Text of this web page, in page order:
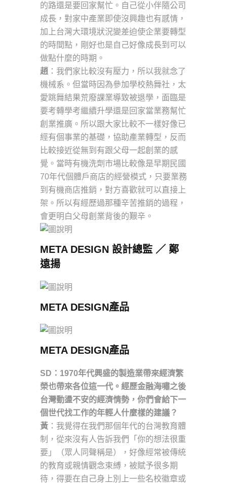
的路還是要回家幫忙。自己從小伴隨公司
成長，對家中產業即使沒興趣也有感情，
加上台灣大環境狀況變差迫使企業要轉型
的時間點，剛好也是自己好像成長到可以
做點什麼的時期。
趙 ：我們家比較沒有壓力，所以我就念了
機械系。但當時因為參加學校熱舞社，太
愛跳舞結果荒廢課業導致被退學，面臨是
要考轉學考繼續升學還是回家當業務幫忙
創業推廣。所以跟大家比較不一樣好像已
經有個事業的基礎，協助產業轉型，反而
比較接近從無到有跟父母一起創業的感
覺。當時有機洗劑市場比較像是早期民國
70年代個體戶商店的經營模式，只要業務
到有機商店推銷，對方喜歡就可以直接上
架。所以有經歷過那種辛苦推銷的過程，
會更明白父母創業背後的艱辛。
META DESIGN 設計總監 ／ 鄭
遠揚
META DESIGN產品
META DESIGN產品
SD：1970年代興盛的製造業帶來經濟繁
榮也帶來各位這一代。經歷金融海嘯之後
台灣動盪不安的經濟情勢，你們會給下一
個世代找工作的年輕人什麼樣的建議？
黃 ：我覺得在我們那個年代的台灣教育體
制，從來沒有人告訴我們「你的想法很重
要」（眾人同聲稱是），好像經常被傳統
的教育或親情觀念束縛，被賦予很多期
待，得要在自己身上別上一些名校徽章或